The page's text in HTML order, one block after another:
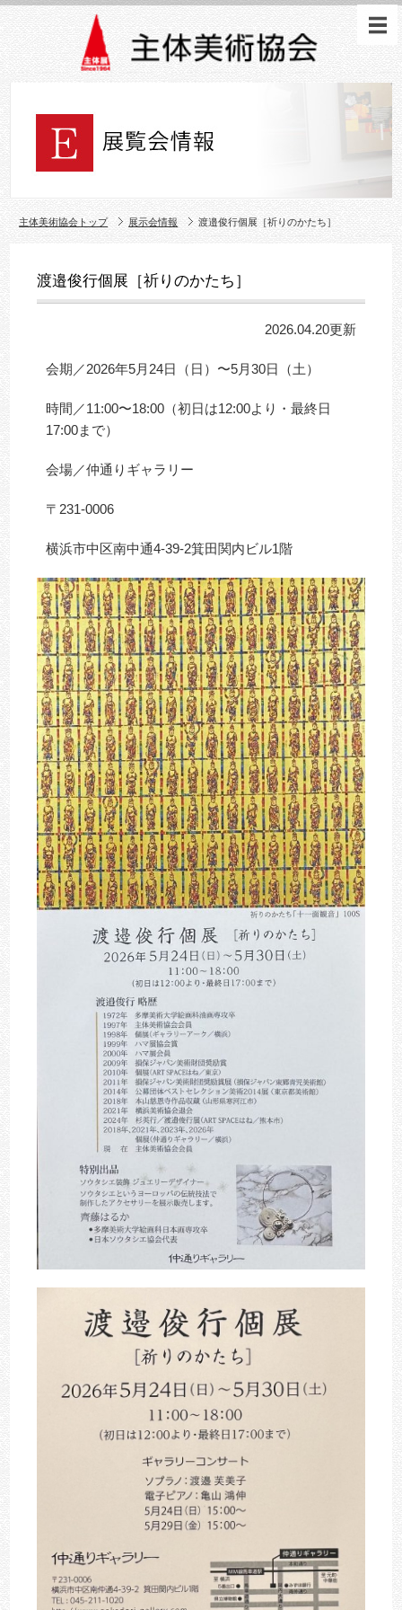
主体美術協会トップ 展示会情報 渡邉俊行個展［祈りのかたち］
渡邉俊行個展［祈りのかたち］
2026.04.20更新
会期／2026年5月24日（日）〜5月30日（土）
時間／11:00〜18:00（初日は12:00より・最終日
17:00まで）
会場／仲通りギャラリー
〒231-0006
横浜市中区南中通4-39-2箕田関内ビル1階